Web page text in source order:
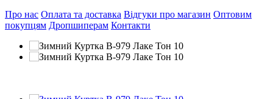
Про нас Оплата та доставка Відгуки про магазин Оптовим
покупцям Дропшиперам Контакти